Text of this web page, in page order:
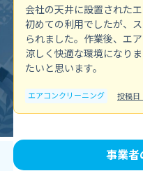
会社の天井に設置された
初めての利用でしたが、
られました。作業後、エ
涼しく快適な環境になり
たいと思います。
エアコンクリーニング 投稿日
事業者